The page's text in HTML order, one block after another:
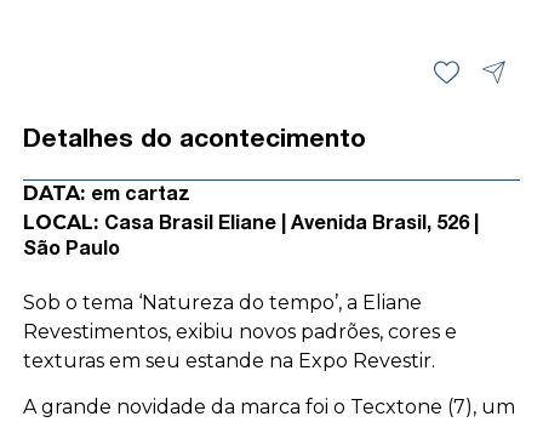
Detalhes do acontecimento
DATA: em cartaz
LOCAL: Casa Brasil Eliane | Avenida Brasil, 526 |
São Paulo
Sob o tema ‘Natureza do tempo’, a Eliane
Revestimentos, exibiu novos padrões, cores e
texturas em seu estande na Expo Revestir.
A grande novidade da marca foi o Tecxtone (7), um